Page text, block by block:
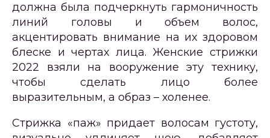
должна была подчеркнуть гармоничность
линий головы и объем волос,
акцентировать внимание на их здоровом
блеске и чертах лица. Женские стрижки
2022 взяли на вооружение эту технику,
чтобы сделать лицо более
выразительным, а образ – холенее.
Стрижка «паж» придает волосам густоту,